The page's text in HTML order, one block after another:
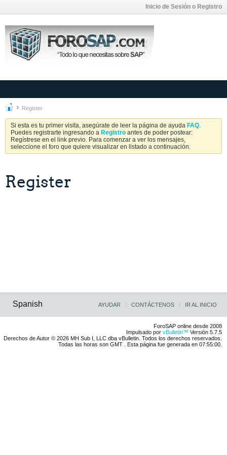
Inicio de Sesión o Registro
Register
Si esta es tu primer visita, asegúrate de leer la página de ayuda FAQ.
Puedes registrarte ingresando a Registro antes de poder postear:
Regístrese en el link previo. Para comenzar a ver los mensajes,
seleccione el foro que quiere visualizar en listado a continuación.
Register
Spanish AYUDAR CONTÁCTENOS IR AL INICIO
ForoSAP online desde 2008
Impulsado por vBulletin™ Versión 5.7.5
Derechos de Autor © 2026 MH Sub I, LLC dba vBulletin. Todos los derechos reservados.
Todas las horas son GMT . Esta página fue generada en 07:55:00.